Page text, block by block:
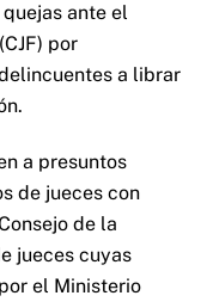
ante el
por
a librar
a presuntos
de jueces con
de la
jueces cuyas
el Ministerio